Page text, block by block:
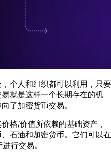
个人和组织都可以利用，只要
就是这样一个长期存在的机
了加密货币交易。
格/价值所依赖的基础资产，
石油和加密货币。它们可以在
行交易。